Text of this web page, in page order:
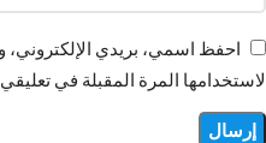
احفظ اسمي، بريدي الإلكتروني،
لاستخدامها المرة المقبلة في